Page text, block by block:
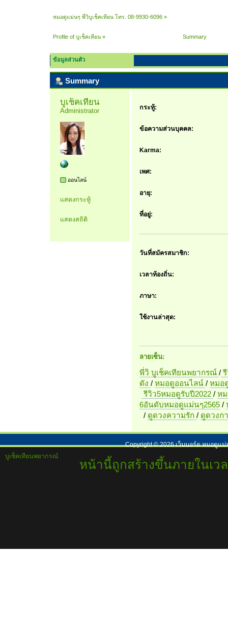
หมอดูแม่นๆ พี่วิบูเช็คเทียน โทร. 08-9930-6096 »
Profile of บูเช็คเทียน » Summary
ข้อมูลส่วนตัว
Summary
บูเช็คเทียน
Administrator
ออนไลน์
แสดงกระทู้
แสดงสถิติ
กระทู้:
ข้อความส่วนบุคคล:
Karma:
เพศ:
อายุ:
ที่อยู่:
วันที่สมัครสมาชิก:
เวลาท้องถิ่น:
ภาษา:
ใช้งานล่าสุด:
ลายเซ็น:
พี่วิ บูเช็คเทียนพยากรณ์ /รี
ดัง / หมอดูออนไลน์ / หมอ
รีวิว5หมอดูรับปี2022 / ห
6อันดับหมอดูแม่นๆ2565/
/ ดูดวงความรัก / ดูดวงก
Copyright ©2026เว็บบอร์ด หมอดูแม่
บูเช็คเทียนพยากรณ์
หน้านี้ถูกสร้างขึ้นภายในเว